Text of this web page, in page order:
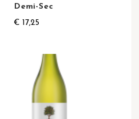
Demi-Sec
€ 17,25